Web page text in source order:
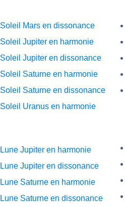
Soleil Mars en dissonance
Soleil Jupiter en harmonie
Soleil Jupiter en dissonance
Soleil Saturne en harmonie
Soleil Saturne en dissonance
Soleil Uranus en harmonie
Lune Jupiter en harmonie
Lune Jupiter en dissonance
Lune Saturne en harmonie
Lune Saturne en dissonance